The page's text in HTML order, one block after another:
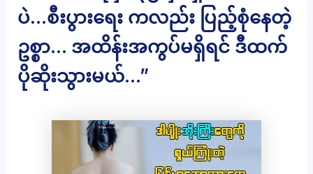
ပဲ…စီးပွားရေး ကလည်း ပြည့်စုံနေတဲ့
ဥစ္စာ… အထိန်းအကွပ်မရှိရင် ဒီထက်
ပိုဆိုးသွားမယ်…”